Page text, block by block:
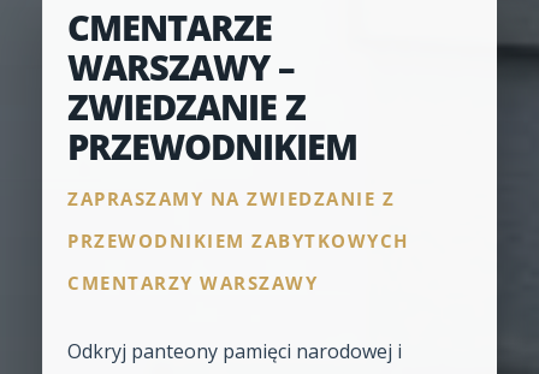
CMENTARZE
WARSZAWY –
ZWIEDZANIE Z
PRZEWODNIKIEM
ZAPRASZAMY NA ZWIEDZANIE Z
PRZEWODNIKIEM ZABYTKOWYCH
CMENTARZY WARSZAWY
Odkryj panteony pamięci narodowej i